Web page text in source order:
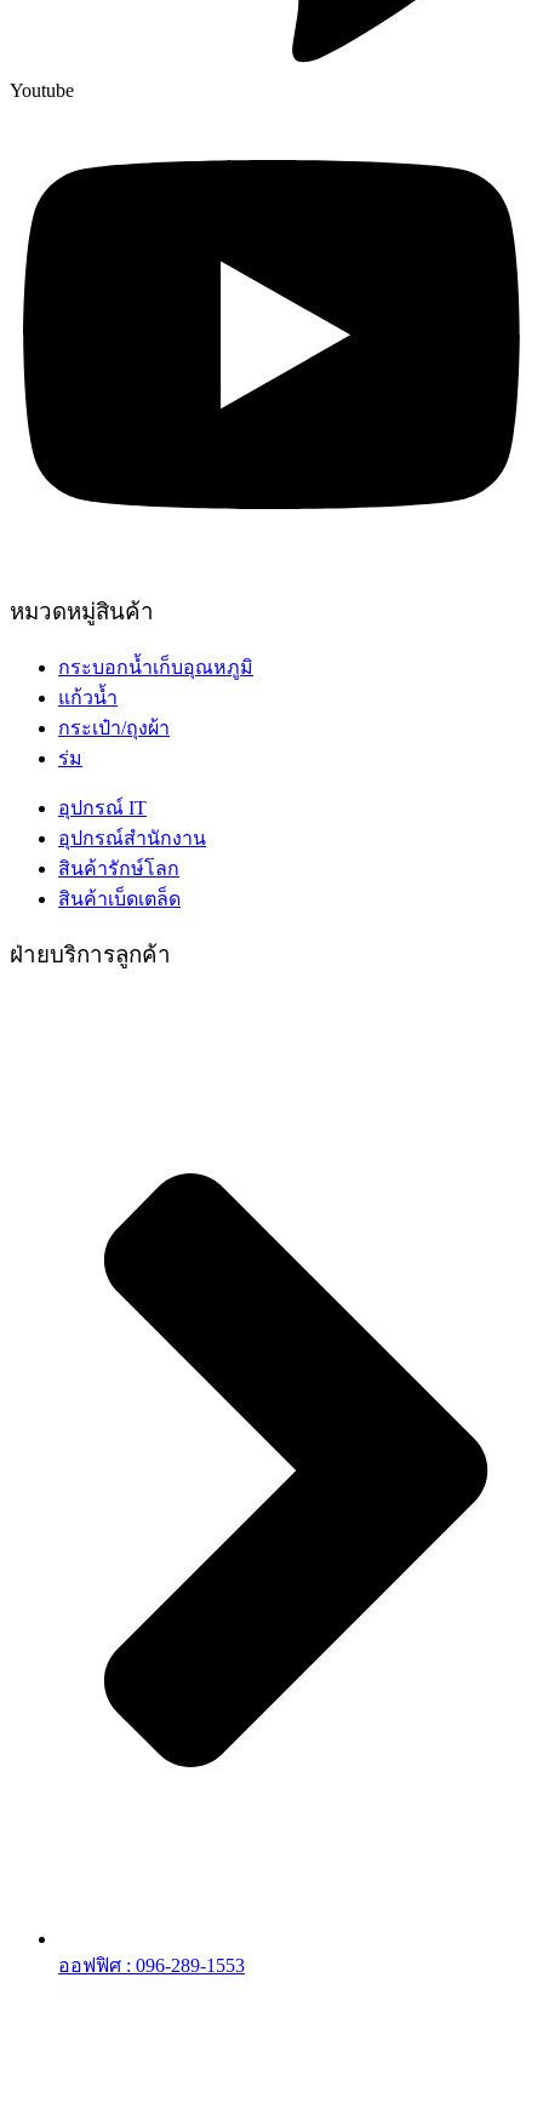
Youtube
หมวดหมู่สินค้า
กระบอกน้ำเก็บอุณหภูมิ
แก้วน้ำ
กระเป๋า/ถุงผ้า
ร่ม
อุปกรณ์ IT
อุปกรณ์สำนักงาน
สินค้ารักษ์โลก
สินค้าเบ็ดเตล็ด
ฝ่ายบริการลูกค้า
ออฟฟิศ : 096-289-1553